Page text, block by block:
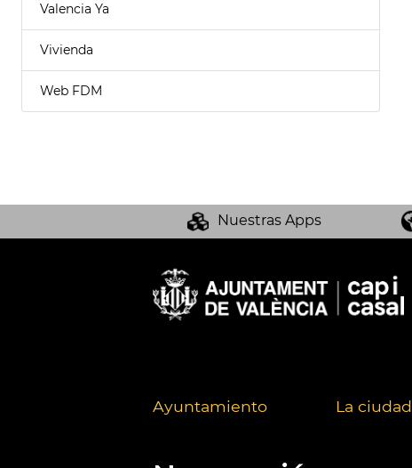
Valencia Ya
Vivienda
Web FDM
Nuestras Apps
Ayuntamiento La ciudad